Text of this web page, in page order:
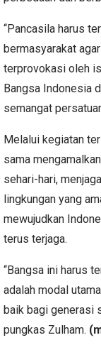
“Pancasila harus
bermasyarakat
terprovokasi oleh
Bangsa Indonesia
semangat
Melalui kegiatan
sama
sehari-hari,
lingkungan yang
mewujudkan
terus terjaga.
“Bangsa ini harus
adalah modal
baik bagi generasi
pungkas Zulham.